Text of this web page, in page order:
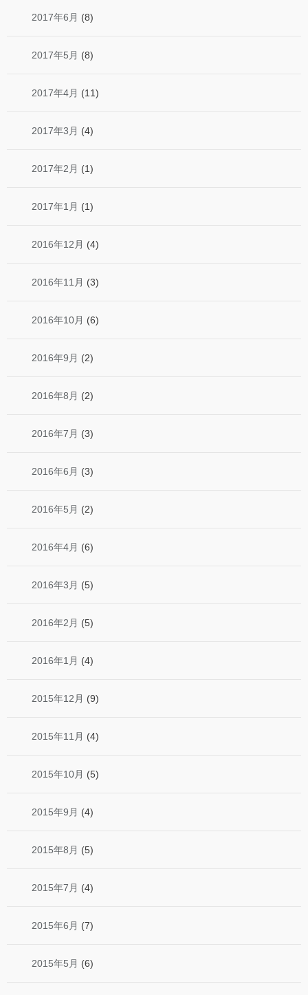
2017年6月 (8)
2017年5月 (8)
2017年4月 (11)
2017年3月 (4)
2017年2月 (1)
2017年1月 (1)
2016年12月 (4)
2016年11月 (3)
2016年10月 (6)
2016年9月 (2)
2016年8月 (2)
2016年7月 (3)
2016年6月 (3)
2016年5月 (2)
2016年4月 (6)
2016年3月 (5)
2016年2月 (5)
2016年1月 (4)
2015年12月 (9)
2015年11月 (4)
2015年10月 (5)
2015年9月 (4)
2015年8月 (5)
2015年7月 (4)
2015年6月 (7)
2015年5月 (6)